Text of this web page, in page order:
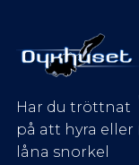
Har du tröttnat
på att hyra eller
låna snorkel